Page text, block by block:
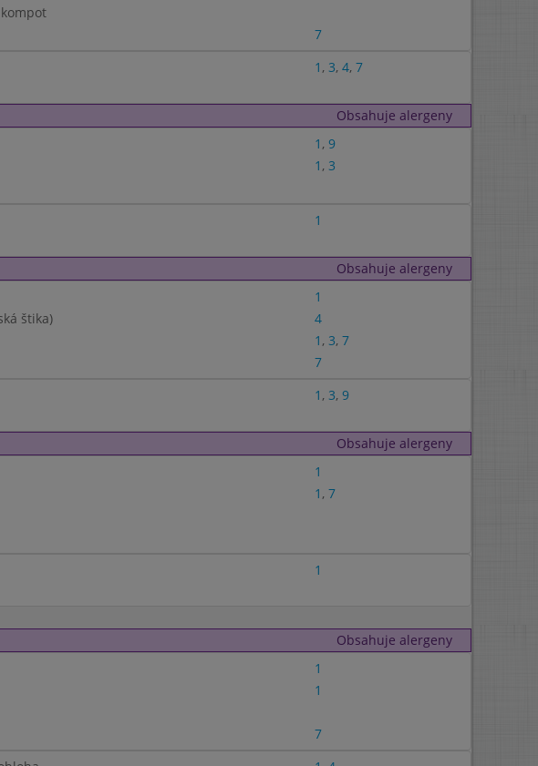
7
1 , 3, 4, 7
Obsahuje alergeny
1 , 9
1 , 3
1
Obsahuje alergeny
1
štika)
4
1 , 3, 7
7
1 , 3, 9
Obsahuje alergeny
1
1 , 7
1
Obsahuje alergeny
1
1
7